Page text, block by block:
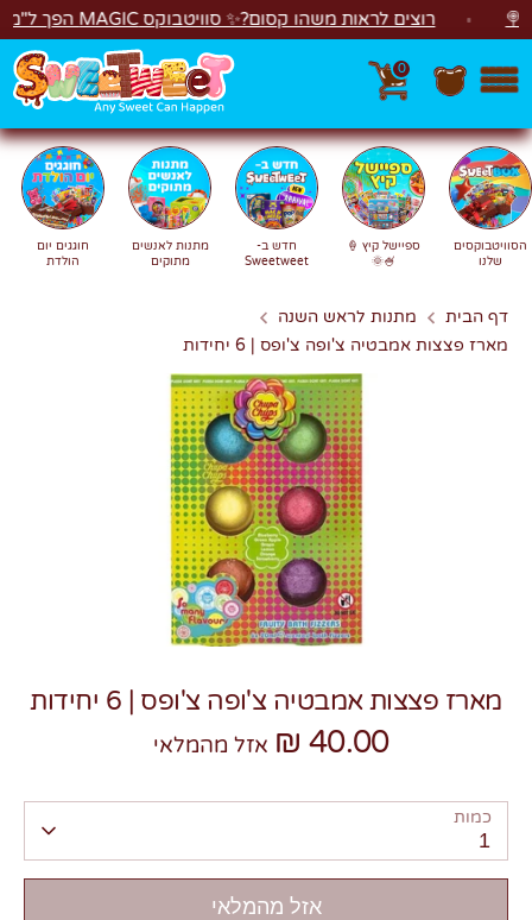
דלג רוצים לראות משהו קסום?✨ סוויטבוקס MAGIC הפך ל"מכונת משחקים"! 🎁🕹️
0
חפשחיפוש
הסוויטבוקסים
שלנו
ספיישל קיץ 🍦
🍧🌞
חדש ב-
Sweetweet
מתנות לאנשים
מתוקים
חוגגים יום
הולדת
דף הבית
מתנות לראש השנה
מארז פצצות אמבטיה צ'ופה צ'ופס | 6 יחידות
מארז פצצות אמבטיה צ'ופה צ'ופס | 6 יחידות
40.00 ₪ אזל מהמלאי
כמות
1
אזל מהמלאי